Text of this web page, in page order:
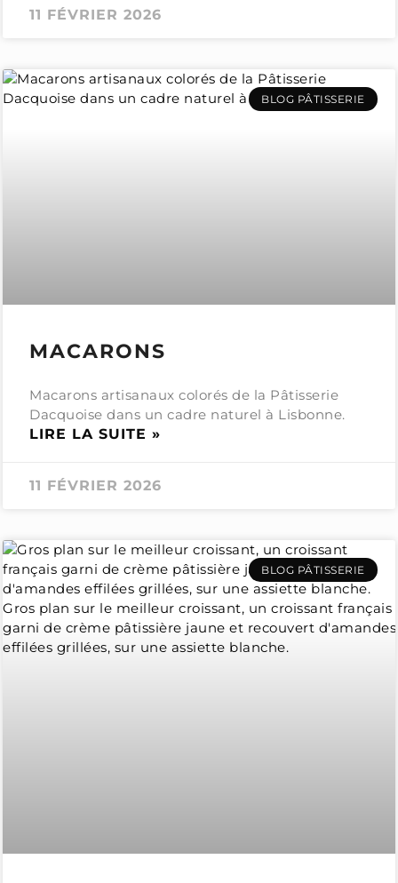
11 FÉVRIER 2026
BLOG PÂTISSERIE
MACARONS
Macarons artisanaux colorés de la Pâtisserie
Dacquoise dans un cadre naturel à Lisbonne.
LIRE LA SUITE »
11 FÉVRIER 2026
BLOG PÂTISSERIE